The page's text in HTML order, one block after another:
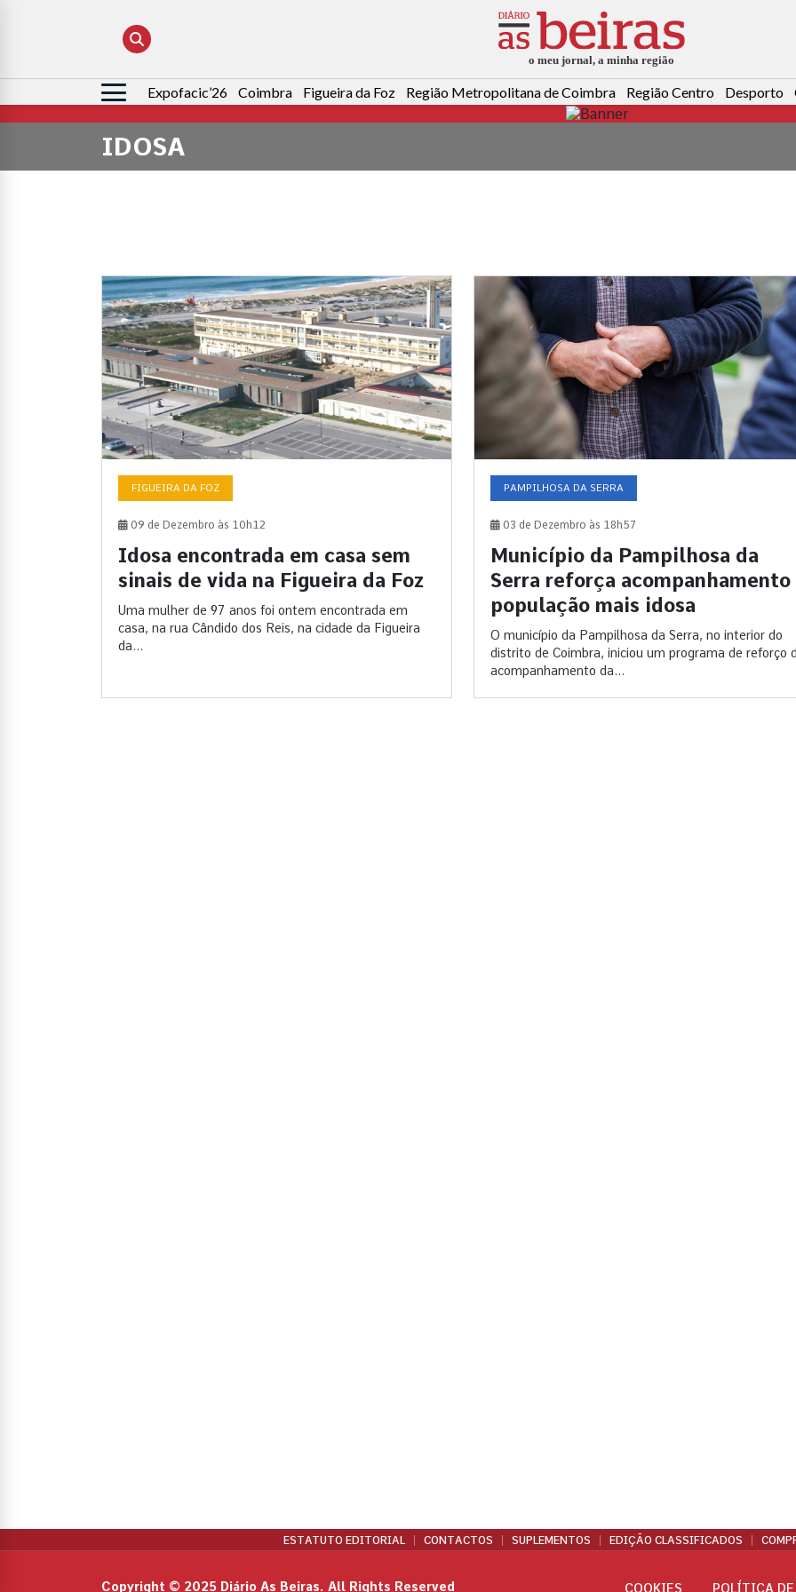
Pesquisar
por:
Expofacic’26 Coimbra Figueira da Foz Região Metropolitana de Coimbra Região Centro Desporto
IDOSA
FIGUEIRA DA FOZ
09 de Dezembro às 10h12
Idosa encontrada em casa sem
sinais de vida na Figueira da Foz
Uma mulher de 97 anos foi ontem encontrada em
casa, na rua Cândido dos Reis, na cidade da Figueira
da...
PAMPILHOSA DA SERRA
03 de Dezembro às 18h57
Município da Pampilhosa da
Serra reforça acompanhamento
população mais idosa
O município da Pampilhosa da Serra, no interior do
distrito de Coimbra, iniciou um programa de reforço
acompanhamento da...
ESTATUTO EDITORIAL CONTACTOS SUPLEMENTOS EDIÇÃO CLASSIFICADOS
Copyright © 2025 Diário As Beiras. All Rights Reserved COOKIES POLÍTICA